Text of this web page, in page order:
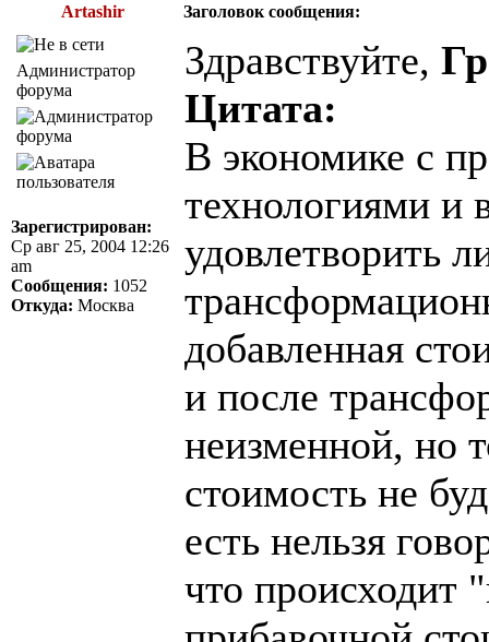
Artashir
Заголовок сообщения:
Администратор
форума
Зарегистрирован:
Ср авг 25, 2004 12:26
am
Сообщения: 1052
Откуда: Москва
Здравствуйте,
Цитата:
В экономике с
технологиями
удовлетворить
добавленная
и после
неизменной, но
стоимость не
есть нельзя
что происходит